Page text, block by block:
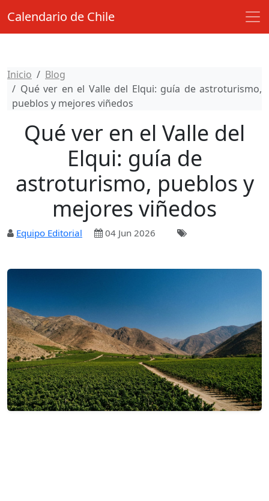
Calendario de Chile
Inicio
Blog
Qué ver en el Valle del Elqui: guía de astroturismo,
pueblos y mejores viñedos
Qué ver en el Valle del
Elqui: guía de
astroturismo, pueblos y
mejores viñedos
Equipo Editorial 04 Jun 2026